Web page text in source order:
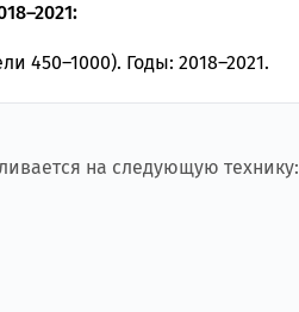
450–1000). Годы: 2018–2021.
на следующую технику: